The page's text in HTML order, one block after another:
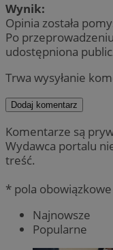
Wynik:
Opinia została
Po
udostępniona
Trwa wysyłanie
Dodaj komentarz
Komentarze są
Wydawca portalu
treść.
* pola obowiązkowe
Najnowsze
Popularne